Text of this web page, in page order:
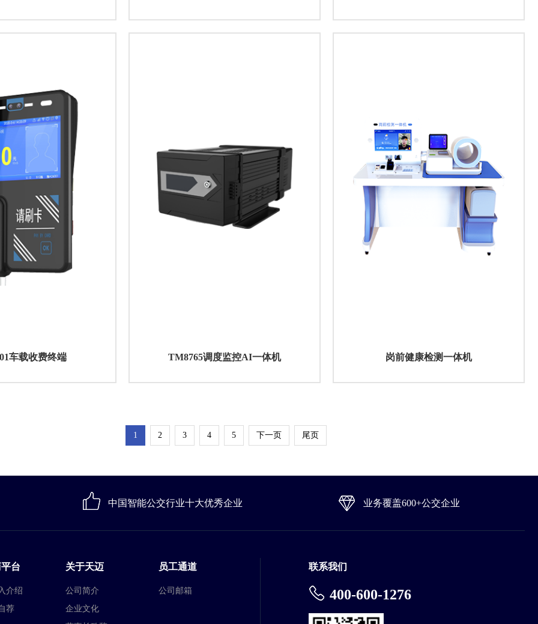
车载收费终端 TM8765调度监控AI一体机 岗前健康检测一体机
1 2 3 4 5 下一页 尾页
中国智能公交行业十大优秀企业 业务覆盖600+公交企业
台
介绍
荐
关于天迈
公司简介
企业文化
员工通道
公司邮箱
联系我们
400-600-1276